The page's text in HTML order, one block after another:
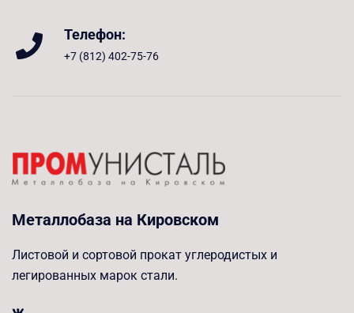
Телефон:
+7 (812) 402-75-76
Металлобаза на Кировском
Листовой и сортовой прокат углеродистых и
легированных марок стали.